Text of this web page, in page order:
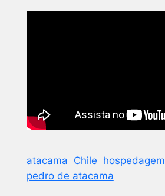
atacama Chile hospedagem
pedro de atacama